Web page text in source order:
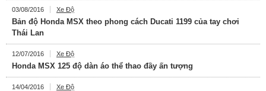
03/08/2016 Xe Độ
Bản độ Honda MSX theo phong cách Ducati 1199 của tay chơi
Thái Lan
12/07/2016 Xe Độ
Honda MSX 125 độ dàn áo thể thao đầy ấn tượng
14/04/2016 Xe Độ